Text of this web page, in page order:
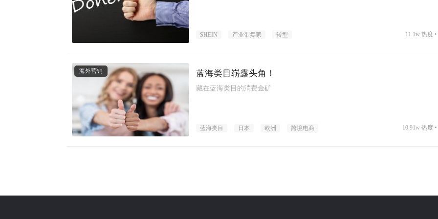
SHEIN 产业带卖家 转型 11.1w 热度 •
海外营销 蓝海类目崭露头角！
藏在蓝海类目的消费金矿
蓝海类目 日本 欧洲 跨境电商 10.91w 热度 •